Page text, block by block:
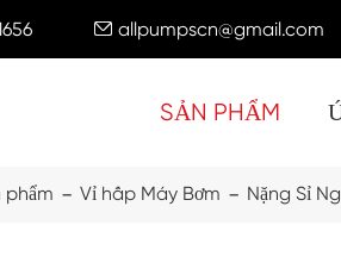
 allpumpscn@gmail.com
SẢN PHẨM
phẩm Vỉ hấp Máy Bơm Nặng Sỉ